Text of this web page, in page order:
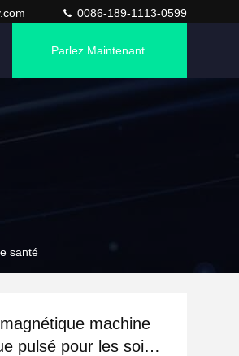
0086-189-1113-0599
Parlez Maintenant.
santé
machine
pulsé pour les soins